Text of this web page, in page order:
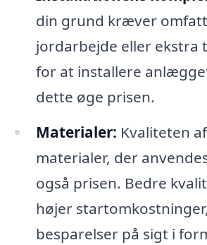
din grund kræver
jordarbejde eller ekstra
for at installere
dette øge prisen.
Materialer: Kvaliteten
materialer, der
også prisen. Bedre
højer
besparelser på sigt i